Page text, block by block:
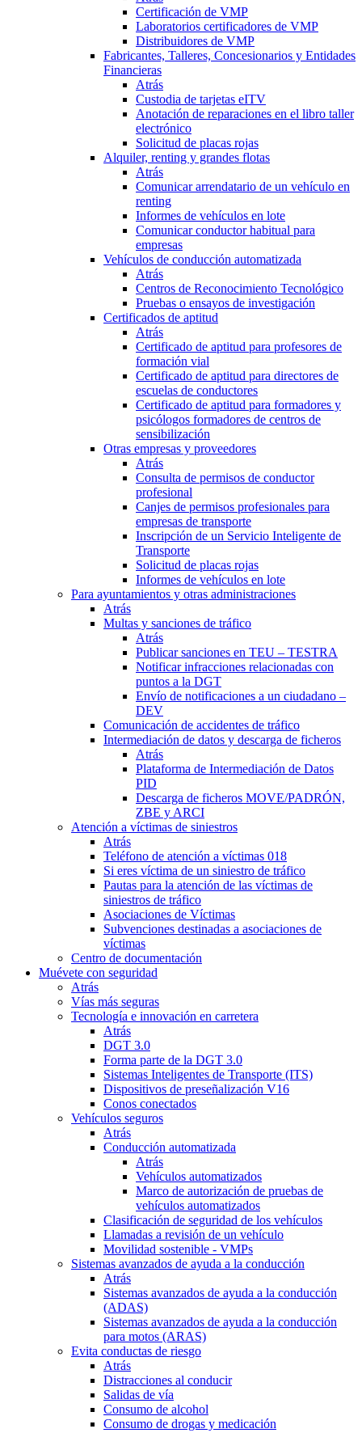
Certificación de VMP
Laboratorios certificadores de VMP
Distribuidores de VMP
Fabricantes, Talleres, Concesionarios y Entidades
Financieras
Atrás
Custodia de tarjetas eITV
Anotación de reparaciones en el libro taller
electrónico
Solicitud de placas rojas
Alquiler, renting y grandes flotas
Atrás
Comunicar arrendatario de un vehículo en
renting
Informes de vehículos en lote
Comunicar conductor habitual para
empresas
Vehículos de conducción automatizada
Atrás
Centros de Reconocimiento Tecnológico
Pruebas o ensayos de investigación
Certificados de aptitud
Atrás
Certificado de aptitud para profesores de
formación vial
Certificado de aptitud para directores de
escuelas de conductores
Certificado de aptitud para formadores y
psicólogos formadores de centros de
sensibilización
Otras empresas y proveedores
Atrás
Consulta de permisos de conductor
profesional
Canjes de permisos profesionales para
empresas de transporte
Inscripción de un Servicio Inteligente de
Transporte
Solicitud de placas rojas
Informes de vehículos en lote
Para ayuntamientos y otras administraciones
Atrás
Multas y sanciones de tráfico
Atrás
Publicar sanciones en TEU – TESTRA
Notificar infracciones relacionadas con
puntos a la DGT
Envío de notificaciones a un ciudadano –
DEV
Comunicación de accidentes de tráfico
Intermediación de datos y descarga de ficheros
Atrás
Plataforma de Intermediación de Datos
PID
Descarga de ficheros MOVE/PADRÓN,
ZBE y ARCI
Atención a víctimas de siniestros
Atrás
Teléfono de atención a víctimas 018
Si eres víctima de un siniestro de tráfico
Pautas para la atención de las víctimas de
siniestros de tráfico
Asociaciones de Víctimas
Subvenciones destinadas a asociaciones de
víctimas
Centro de documentación
Muévete con seguridad
Atrás
Vías más seguras
Tecnología e innovación en carretera
Atrás
DGT 3.0
Forma parte de la DGT 3.0
Sistemas Inteligentes de Transporte (ITS)
Dispositivos de preseñalización V16
Conos conectados
Vehículos seguros
Atrás
Conducción automatizada
Atrás
Vehículos automatizados
Marco de autorización de pruebas de
vehículos automatizados
Clasificación de seguridad de los vehículos
Llamadas a revisión de un vehículo
Movilidad sostenible - VMPs
Sistemas avanzados de ayuda a la conducción
Atrás
Sistemas avanzados de ayuda a la conducción
(ADAS)
Sistemas avanzados de ayuda a la conducción
para motos (ARAS)
Evita conductas de riesgo
Atrás
Distracciones al conducir
Salidas de vía
Consumo de alcohol
Consumo de drogas y medicación